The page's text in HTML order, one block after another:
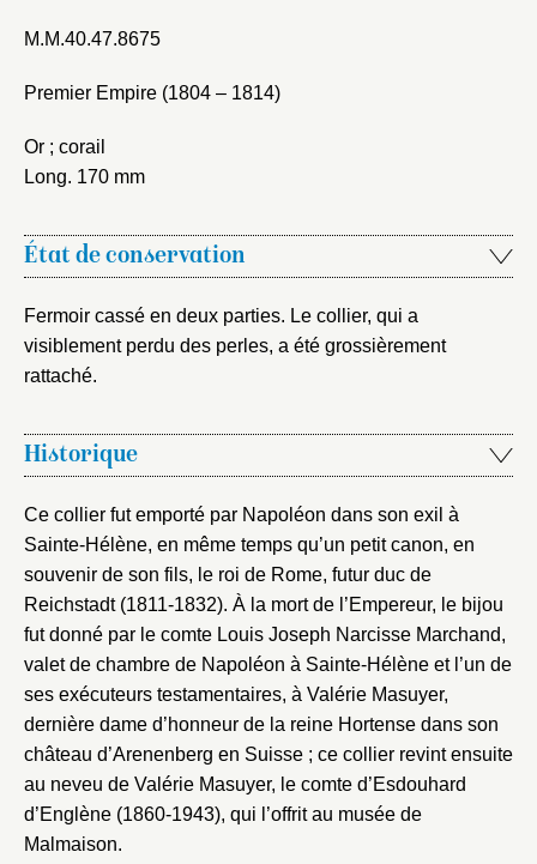
M.M.40.47.8675
Premier Empire (1804 – 1814)
Or ; corail
Long. 170 mm
État de conservation
Fermoir cassé en deux parties. Le collier, qui a
visiblement perdu des perles, a été grossièrement
rattaché.
Historique
Ce collier fut emporté par Napoléon dans son exil à
Sainte-Hélène, en même temps qu’un petit canon, en
souvenir de son fils, le roi de Rome, futur duc de
Reichstadt (1811-1832). À la mort de l’Empereur, le bijou
fut donné par le comte Louis Joseph Narcisse Marchand,
valet de chambre de Napoléon à Sainte-Hélène et l’un de
ses exécuteurs testamentaires, à Valérie Masuyer,
dernière dame d’honneur de la reine Hortense dans son
château d’Arenenberg en Suisse ; ce collier revint ensuite
au neveu de Valérie Masuyer, le comte d’Esdouhard
d’Englène (1860-1943), qui l’offrit au musée de
Malmaison.
Choix du dossier où ajouter la
notice
Nom du dossier
Valider
Nouveau dossier
Fermer
Courriel
Mot de passe
Envoyer
Vous n'êtes pas encore inscrit ? Créer un compte
Vous avez oublié votre mot de passe ?